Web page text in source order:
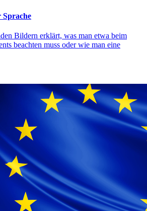
Bildern erklärt, was man etwa beim
beachten muss oder wie man eine